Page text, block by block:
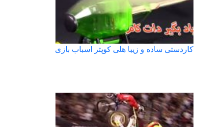
کاردستی ساده و زیبا هلی کوپتر اسباب بازی